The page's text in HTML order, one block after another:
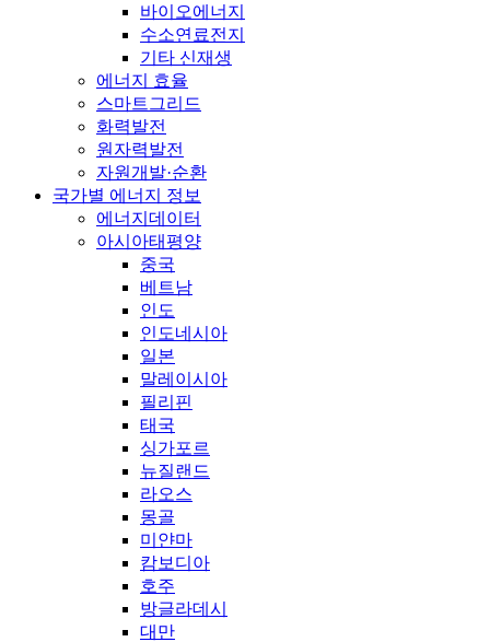
바이오에너지
수소연료전지
기타 신재생
에너지 효율
스마트그리드
화력발전
원자력발전
자원개발·순환
국가별 에너지 정보
에너지데이터
아시아태평양
중국
베트남
인도
인도네시아
일본
말레이시아
필리핀
태국
싱가포르
뉴질랜드
라오스
몽골
미얀마
캄보디아
호주
방글라데시
대만